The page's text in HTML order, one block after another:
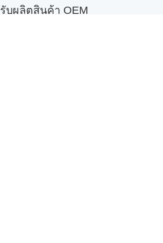
รับผลิตสินค้า OEM